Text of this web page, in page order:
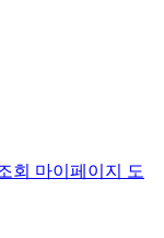
회 마이페이지
도